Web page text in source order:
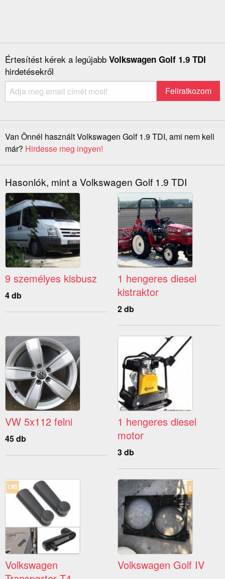
Értesítést kérek a legújabb Volkswagen Golf 1.9 TDI
hirdetésekről
Van Önnél használt Volkswagen Golf 1.9 TDI, ami nem kell
már? Hirdesse meg ingyen!
Hasonlók, mint a Volkswagen Golf 1.9 TDI
9 személyes kisbusz
4 db
1 hengeres diesel
kistraktor
2 db
VW 5x112 felni
45 db
1 hengeres diesel
motor
3 db
Volkswagen
Volkswagen Golf IV